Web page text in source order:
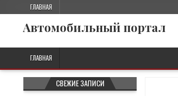
ГЛАВНАЯ
Автомобильный портал
ГЛАВНАЯ
СВЕЖИЕ ЗАПИСИ